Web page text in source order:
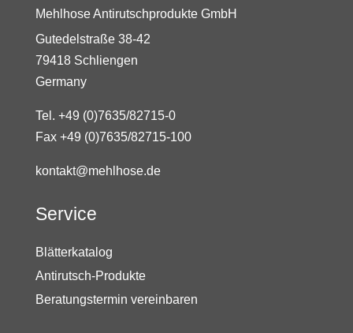
Mehlhose Antirutschprodukte GmbH
Gutedelstraße 38-42
79418 Schliengen
Germany
Tel. +49 (0)7635/82715-0
Fax +49 (0)7635/82715-100
kontakt@mehlhose.de
Service
Blätterkatalog
Antirutsch-Produkte
Beratungstermin vereinbaren